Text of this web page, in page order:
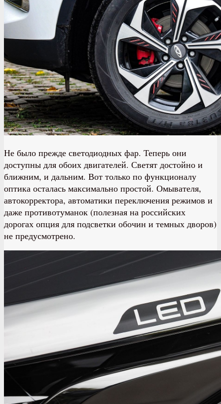
Не было прежде светодиодных фар. Теперь они
доступны для обоих двигателей. Светят достойно и
ближним, и дальним. Вот только по функционалу
оптика осталась максимально простой. Омывателя,
автокорректора, автоматики переключения режимов и
даже противотуманок (полезная на российских
дорогах опция для подсветки обочин и темных дворов)
не предусмотрено.